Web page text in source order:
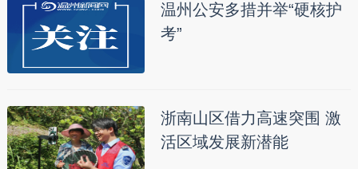
温州公安多措并举“硬核护
考”
浙南山区借力高速突围 激
活区域发展新潜能